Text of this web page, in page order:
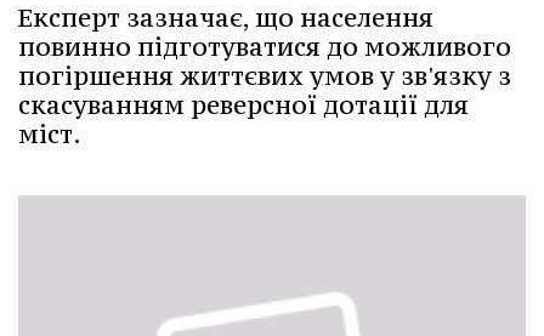
Експерт зазначає, що населення
повинно підготуватися до можливого
погіршення життєвих умов у зв'язку з
скасуванням реверсної дотації для
міст.